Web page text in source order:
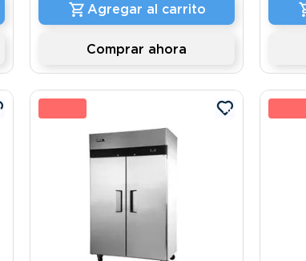
Agregar al carrito
Comprar ahora
%
1